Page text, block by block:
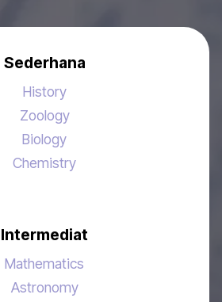
Sederhana
History
Zoology
Biology
Chemistry
Intermediat
Mathematics
Astronomy